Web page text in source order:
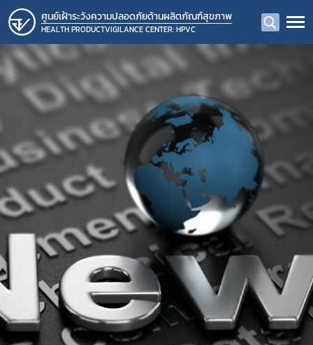
ศูนย์เฝ้าระวังความปลอดภัยด้านผลิตภัณฑ์สุขภาพ
HEALTH PRODUCTVIGILANCE CENTER: HPVC